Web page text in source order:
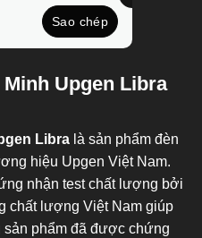
Sao chép
Upgen Libra
Libra là sản phẩm đèn
hiệu Upgen Việt Nam.
nhận test chất lượng bởi
chất lượng Việt Nam giúp
sản phẩm đã được chứng